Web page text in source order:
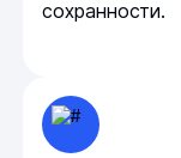
сохранности.